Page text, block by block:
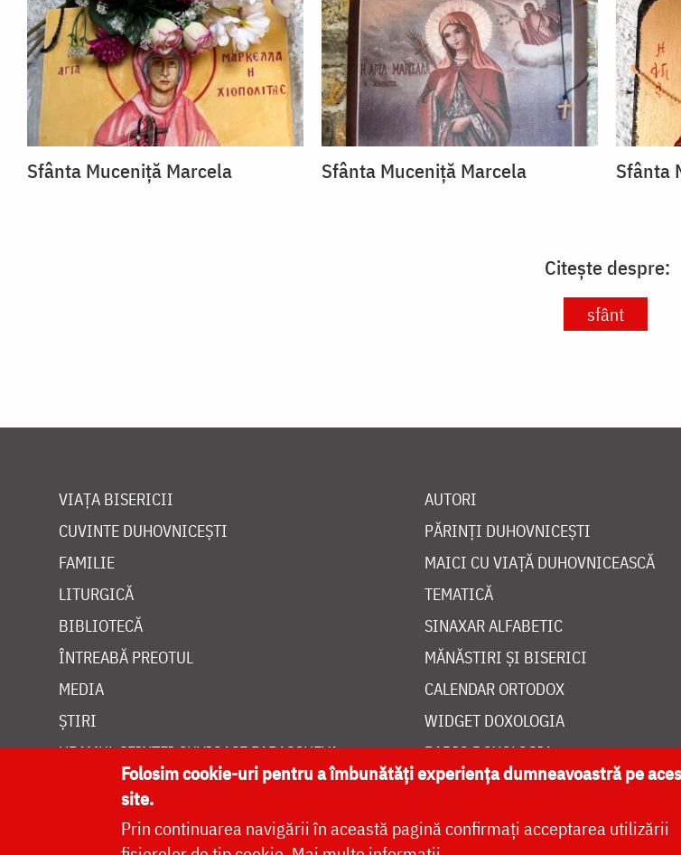
Sfânta Muceniță Marcela Sfânta Muceniță Marcela Sfânta
Citește despre:
sfânt
VIAȚA BISERICII
CUVINTE DUHOVNICEȘTI
FAMILIE
LITURGICĂ
BIBLIOTECĂ
ÎNTREABĂ PREOTUL
MEDIA
ȘTIRI
HRAMUL SFINTEI CUVIOASE PARASCHEVA
AUTORI
PĂRINȚI DUHOVNICEȘTI
MAICI CU VIAȚĂ DUHOVNICEASCĂ
TEMATICĂ
SINAXAR ALFABETIC
MĂNĂSTIRI ȘI BISERICI
CALENDAR ORTODOX
WIDGET DOXOLOGIA
RADIO DOXOLOGIA
Folosim cookie-uri pentru a îmbunătăți experiența dumneavoastră pe
site.
Prin continuarea navigării în această pagină confirmați acceptarea utilizării